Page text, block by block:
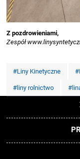
Z pozdrowieniami,
Zespół
#Liny Kinetyczne
#liny rolnictwo